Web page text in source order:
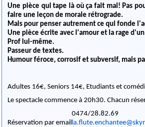
Une pièce qui tape là où ça fait mal! Pas
faire une leçon de morale rétrograde.
Mais pour penser autrement ce qui fonde
Une pièce écrite avec l'amour et la rage
Prof lui-même.
Passeur de textes.
Humour féroce, corrosif et subversif, mais
Adultes 16€, Seniors 14€, Etudiants et
Le spectacle commence à 20h30. Chacun
0474/28.82.69
Réservation par email